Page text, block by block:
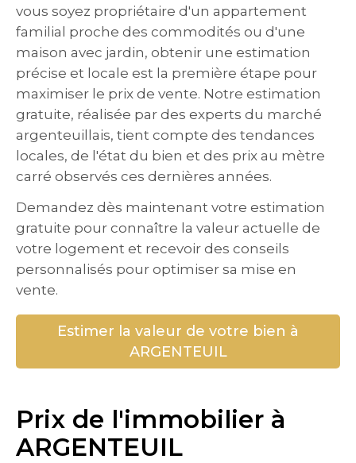
vous soyez propriétaire d'un appartement
familial proche des commodités ou d'une
maison avec jardin, obtenir une estimation
précise et locale est la première étape pour
maximiser le prix de vente. Notre estimation
gratuite, réalisée par des experts du marché
argenteuillais, tient compte des tendances
locales, de l'état du bien et des prix au mètre
carré observés ces dernières années.
Demandez dès maintenant votre estimation
gratuite pour connaître la valeur actuelle de
votre logement et recevoir des conseils
personnalisés pour optimiser sa mise en
vente.
Estimer la valeur de votre bien à
ARGENTEUIL
Prix de l'immobilier à
ARGENTEUIL